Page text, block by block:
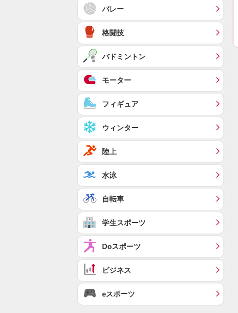
バレー
格闘技
バドミントン
モーター
フィギュア
ウィンター
陸上
水泳
自転車
学生スポーツ
Doスポーツ
ビジネス
eスポーツ